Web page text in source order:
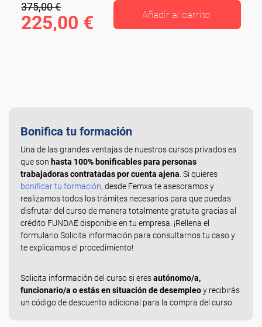
375,00 €
225,00 € Añadir al carrito
Bonifica tu formación
Una de las grandes ventajas de nuestros cursos privados es
que son hasta 100% bonificables para personas
trabajadoras contratadas por cuenta ajena . Si quieres
bonificar tu formación, desde Femxa te asesoramos y
realizamos todos los trámites necesarios para que puedas
disfrutar del curso de manera totalmente gratuita gracias al
crédito FUNDAE disponible en tu empresa. ¡Rellena el
formulario Solicita información para consultarnos tu caso y
te explicamos el procedimiento!
Solicita información del curso si eresautónomo/a,
funcionario/a o estás en situación de desempleoy recibirás
un código de descuento adicional para la compra del curso.